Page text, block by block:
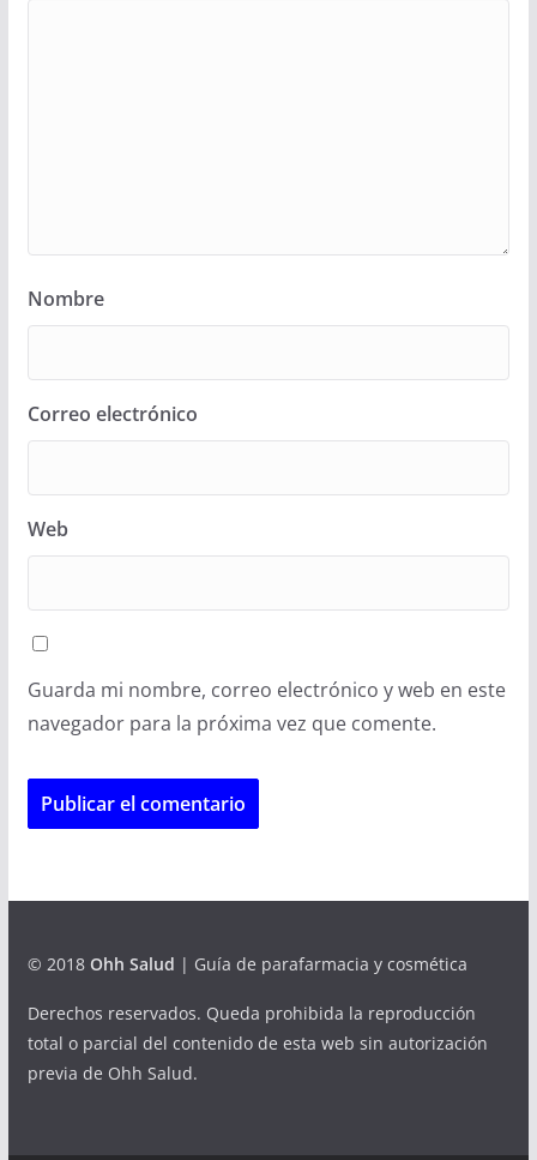
Nombre
Correo electrónico
Web
Guarda mi nombre, correo electrónico y web en este
navegador para la próxima vez que comente.
© 2018 Ohh Salud | Guía de parafarmacia y cosmética
Derechos reservados. Queda prohibida la reproducción
total o parcial del contenido de esta web sin autorización
previa de Ohh Salud.